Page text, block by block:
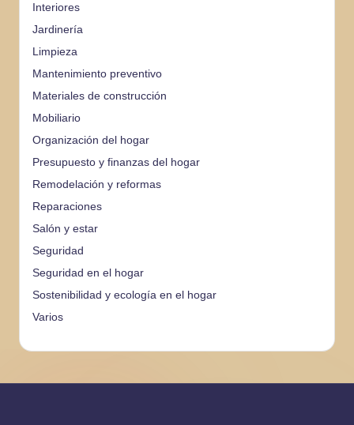
Interiores
Jardinería
Limpieza
Mantenimiento preventivo
Materiales de construcción
Mobiliario
Organización del hogar
Presupuesto y finanzas del hogar
Remodelación y reformas
Reparaciones
Salón y estar
Seguridad
Seguridad en el hogar
Sostenibilidad y ecología en el hogar
Varios